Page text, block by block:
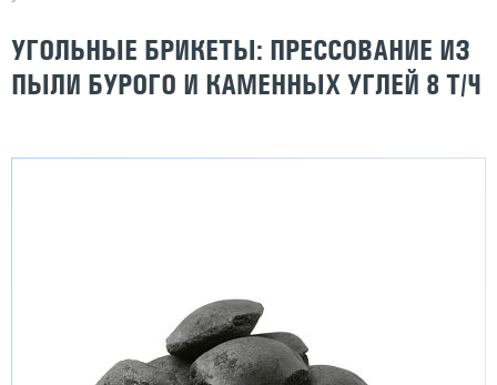
УГОЛЬНЫЕ БРИКЕТЫ: ПРЕССОВАНИЕ ИЗ
ПЫЛИ БУРОГО И КАМЕННЫХ УГЛЕЙ 8 Т/Ч